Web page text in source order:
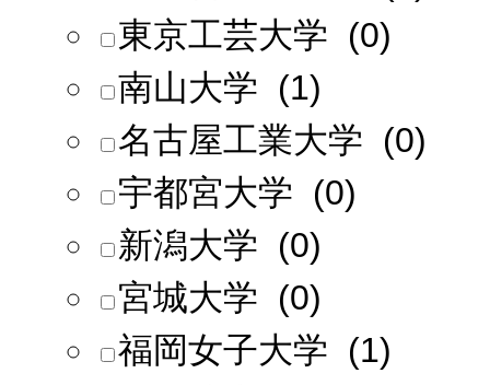
東京工芸大学 (0)
南山大学 (1)
名古屋工業大学 (0)
宇都宮大学 (0)
新潟大学 (0)
宮城大学 (0)
福岡女子大学 (1)